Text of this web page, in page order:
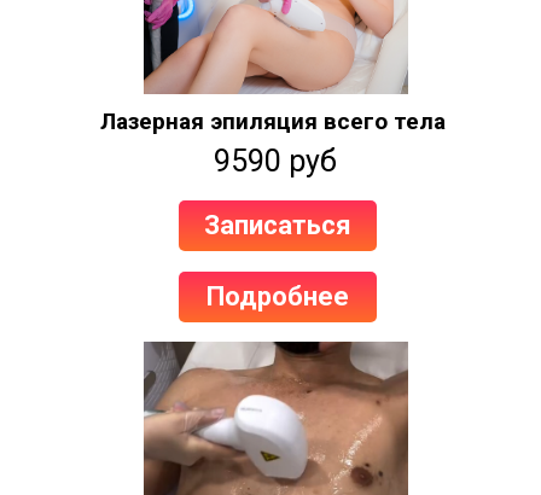
Лазерная эпиляция всего тела
9590 руб
Записаться
Подробнее